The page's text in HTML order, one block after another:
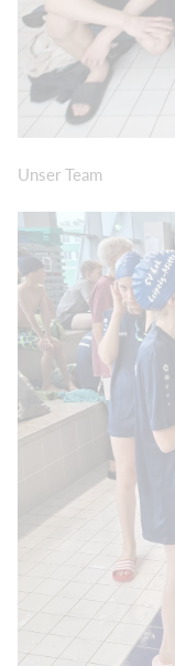
Unser Team